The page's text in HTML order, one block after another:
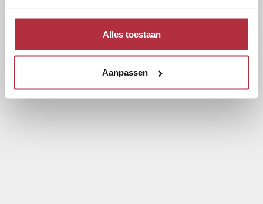
Alles toestaan
Aanpassen